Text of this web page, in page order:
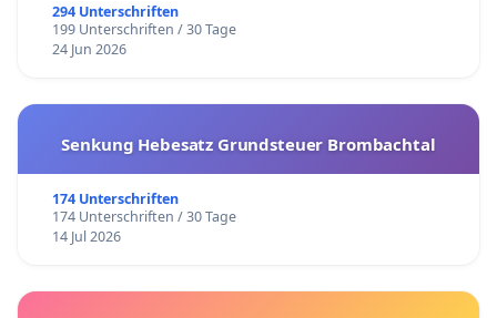
294 Unterschriften
199 Unterschriften / 30 Tage
24 Jun 2026
Senkung Hebesatz Grundsteuer Brombachtal
174 Unterschriften
174 Unterschriften / 30 Tage
14 Jul 2026